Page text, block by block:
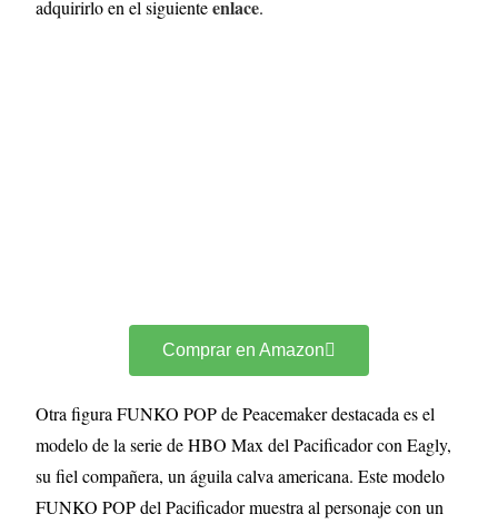
adquirirlo en el siguienteenlace.
Comprar en Amazon
Otra figura FUNKO POP de Peacemaker destacada es el
modelo de la serie de HBO Max del Pacificador con Eagly,
su fiel compañera, un águila calva americana. Este modelo
FUNKO POP del Pacificador muestra al personaje con un